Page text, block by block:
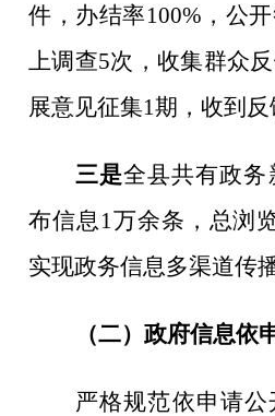
件，办结率100% ，公
上调查5次，收集群众
展意见征集1期，收到
三是全县共有政务
布信息 1 万余条，总浏
实现政务信息多渠道传播
（二）政府信息依
严格规范依申请